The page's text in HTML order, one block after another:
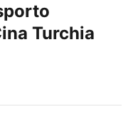
Turchia